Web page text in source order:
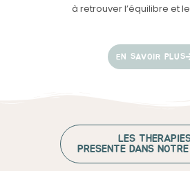
à retrouver l’équilibre et
EN SAVOIR PLUS
LES
PRESENTE DANS